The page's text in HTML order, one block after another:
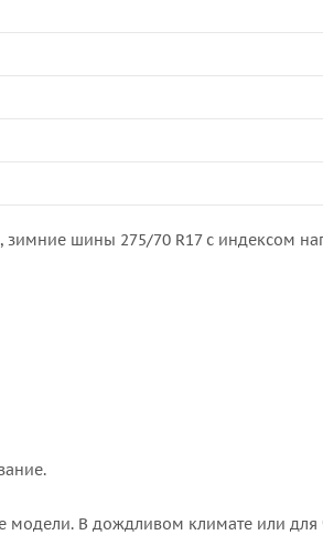
шины 275/70 R17 с индексом
В дождливом климате или для